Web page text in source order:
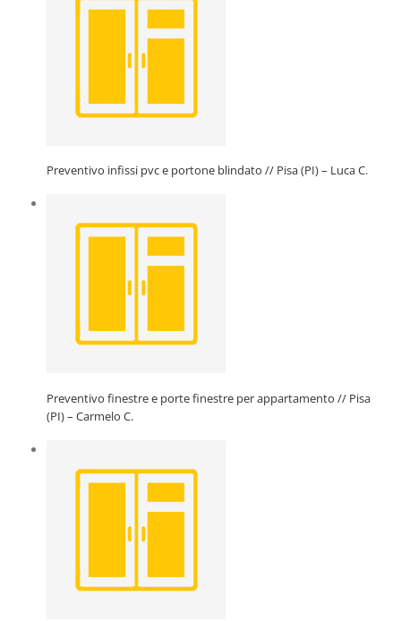
Preventivo infissi pvc e portone blindato // Pisa (PI) – Luca C.
Preventivo finestre e porte finestre per appartamento // Pisa
(PI) – Carmelo C.